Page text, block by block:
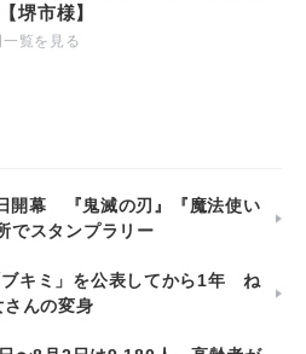
堺市様】
覧を見る
開幕 『鬼滅の刃』『魔法使い
スタンプラリー
キミ」を公表してから1年 ね
んの変身